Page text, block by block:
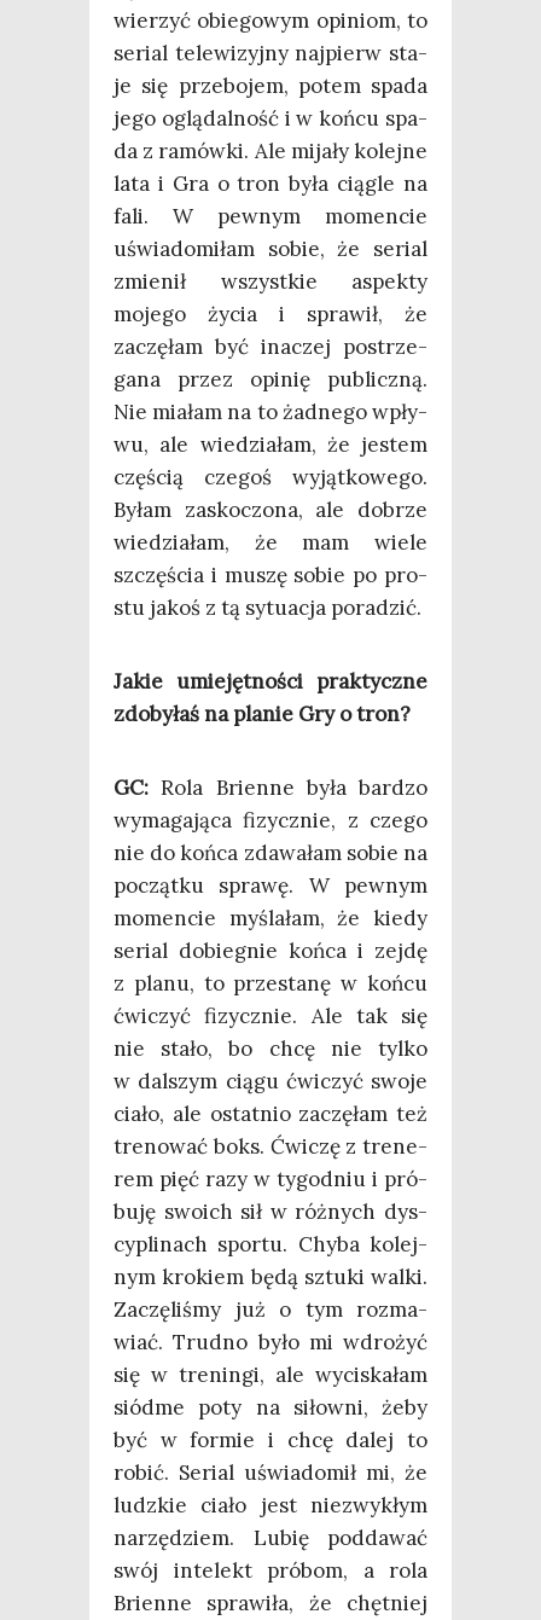
wie­rzyć obie­go­wym opi­niom, to
serial tele­wi­zyj­ny naj­pierw sta­
je się prze­bo­jem, potem spa­da
jego oglą­dal­ność i w koń­cu spa­
da z ramów­ki. Ale mija­ły kolej­ne
lata i Gra o tron była cią­gle na
fali. W pew­nym momen­cie
uświa­do­mi­łam sobie, że serial
zmie­nił wszyst­kie aspek­ty
moje­go życia i spra­wił, że
zaczę­łam być ina­czej postrze­
ga­na przez opi­nię publicz­ną.
Nie mia­łam na to żad­ne­go wpły­
wu, ale wie­dzia­łam, że jestem
czę­ścią cze­goś wyjąt­ko­we­go.
Byłam zasko­czo­na, ale dobrze
wie­dzia­łam, że mam wie­le
szczę­ścia i muszę sobie po pro­
stu jakoś z tą sytu­acja poradzić.
Jakie umie­jęt­no­ści prak­tycz­ne
zdo­by­łaś na pla­nie Gry o tron?
GC: Rola Brien­ne była bar­dzo
wyma­ga­ją­ca fizycz­nie, z cze­go
nie do koń­ca zda­wa­łam sobie na
począt­ku spra­wę. W pew­nym
momen­cie myśla­łam, że kie­dy
serial dobie­gnie koń­ca i zej­dę
z pla­nu, to prze­sta­nę w koń­cu
ćwi­czyć fizycz­nie. Ale tak się
nie sta­ło, bo chcę nie tyl­ko
w dal­szym cią­gu ćwi­czyć swo­je
cia­ło, ale ostat­nio zaczę­łam też
tre­no­wać boks. Ćwi­czę z tre­ne­
rem pięć razy w tygo­dniu i pró­
bu­ję swo­ich sił w róż­nych dys­
cy­pli­nach spor­tu. Chy­ba kolej­
nym kro­kiem będą sztu­ki wal­ki.
Zaczę­li­śmy już o tym roz­ma­
wiać. Trud­no było mi wdro­żyć
się w tre­nin­gi, ale wyci­ska­łam
siód­me poty na siłow­ni, żeby
być w for­mie i chcę dalej to
robić. Serial uświa­do­mił mi, że
ludz­kie cia­ło jest nie­zwy­kłym
narzę­dziem. Lubię pod­da­wać
swój inte­lekt pró­bom, a rola
Brien­ne spra­wi­ła, że chęt­niej